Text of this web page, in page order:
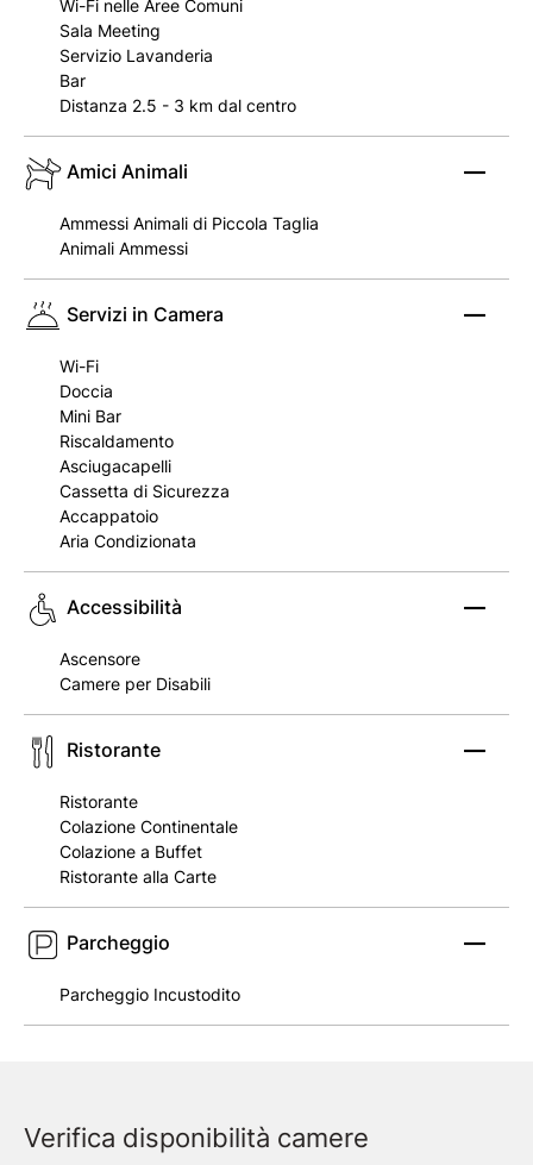
Verifica disponibilità camere
Wi-Fi nelle Aree Comuni
Sala Meeting
Servizio Lavanderia
Bar
Distanza 2.5 - 3 km dal centro
Amici Animali
Ammessi Animali di Piccola Taglia
Animali Ammessi
Servizi in Camera
Wi-Fi
Doccia
Mini Bar
Riscaldamento
Asciugacapelli
Cassetta di Sicurezza
Accappatoio
Aria Condizionata
Accessibilità
Ascensore
Camere per Disabili
Ristorante
Ristorante
Colazione Continentale
Colazione a Buffet
Ristorante alla Carte
Parcheggio
Parcheggio Incustodito